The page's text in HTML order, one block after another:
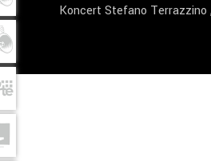
Koncert Stefano Terrazzino